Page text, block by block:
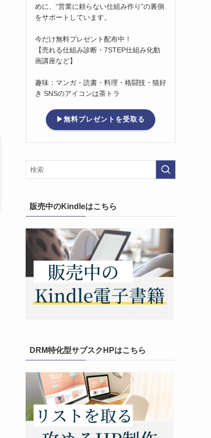
めに、“営業に頼らない仕組み作り”の裏側
をサポートしています。
今だけ無料プレゼント配布中！
【売れる仕組み診断・7STEP仕組み化動
画講座など】
趣味：マンガ・読書・料理・格闘技・猫好
き SNSのアイコンは茶トラ
▶無料プレゼントを受取る
販売中のKindleはこちら
DRM特化型サブスクHPはこちら